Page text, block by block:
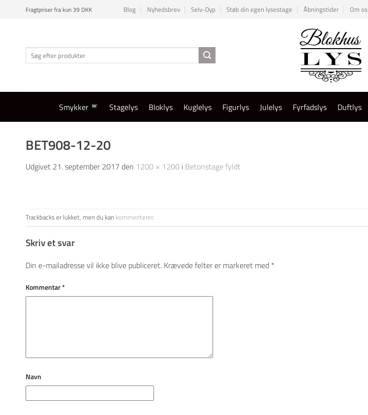
Fragtpriser fra kun 39 DKK Blog Nyhedsbrev Selv-Dyp Støb din egen lysestage Åbningstider Om os
Søg
efter:
Smykker Stagelys Bloklys Kuglelys Figurlys Julelys Fyrfadslys Duftlys
BET908-12-20
Udgivet 21. september 2017 den 1200 × 1200 i Betonstage fyldt
Trackbacks er lukket, men du kan kommenterer.
Skriv et svar
Din e-mailadresse vil ikke blive publiceret. Krævede felter er markeret med *
Kommentar*
Navn